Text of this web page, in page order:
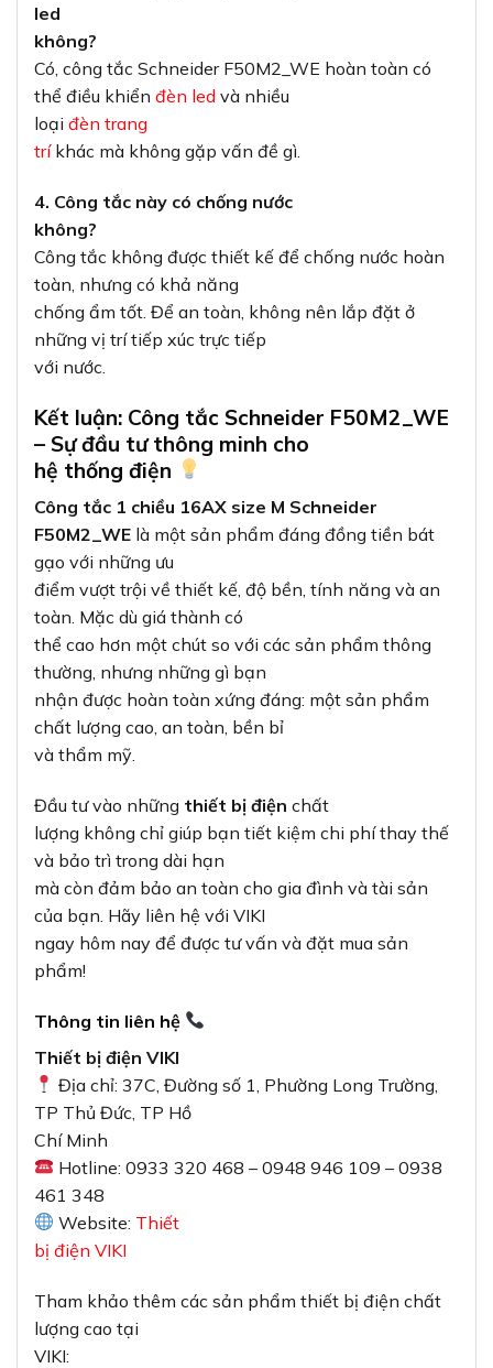
led
không?
Có, công tắc Schneider F50M2_WE hoàn toàn có
thể điều khiển đèn led và nhiều
loại đèn trang
tríkhác mà không gặp vấn đề gì.
4. Công tắc này có chống nước
không?
Công tắc không được thiết kế để chống nước hoàn
toàn, nhưng có khả năng
chống ẩm tốt. Để an toàn, không nên lắp đặt ở
những vị trí tiếp xúc trực tiếp
với nước.
Kết luận: Công tắc Schneider F50M2_WE
– Sự đầu tư thông minh cho
hệ thống điện
Công tắc 1 chiều 16AX size M Schneider
F50M2_WE là một sản phẩm đáng đồng tiền bát
gạo với những ưu
điểm vượt trội về thiết kế, độ bền, tính năng và an
toàn. Mặc dù giá thành có
thể cao hơn một chút so với các sản phẩm thông
thường, nhưng những gì bạn
nhận được hoàn toàn xứng đáng: một sản phẩm
chất lượng cao, an toàn, bền bỉ
và thẩm mỹ.
Đầu tư vào những thiết bị điện chất
lượng không chỉ giúp bạn tiết kiệm chi phí thay thế
và bảo trì trong dài hạn
mà còn đảm bảo an toàn cho gia đình và tài sản
của bạn. Hãy liên hệ với VIKI
ngay hôm nay để được tư vấn và đặt mua sản
phẩm!
Thông tin liên hệ
Thiết bị điện VIKI
Địa chỉ: 37C, Đường số 1, Phường Long Trường,
TP Thủ Đức, TP Hồ
Chí Minh
Hotline: 0933 320 468 – 0948 946 109 – 0938
461 348
Website: Thiết
bị điện VIKI
Tham khảo thêm các sản phẩm thiết bị điện chất
lượng cao tại
VIKI: